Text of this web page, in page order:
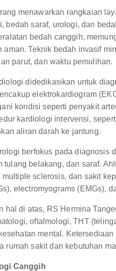
menawarkan rangkaian
bedah saraf, urologi, dan
bedah canggih,
aman. Teknik bedah invasif
parut, dan waktu pemulihan.
didedikasikan untuk
elektrokardiogram
kondisi seperti penyakit
kardiologi intervensi,
aliran darah ke jantung.
berfokus pada diagnosis
tulang belakang, dan saraf.
sclerosis, dan sakit
electromyograms (EMGs),
hal di atas, RS Hermina
oftalmologi, THT
mental.
rumah sakit dan kebutuhan
Canggih